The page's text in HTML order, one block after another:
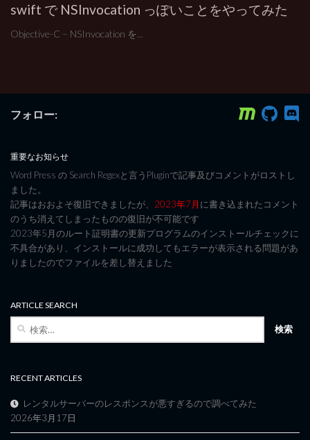
swift で NSInvocation っぽいことをやってみた
Objective-C – NSInvocation を...
フォロー:
重要なお知らせ
Word Press の Search Regexと言うPluginで記事及びコメントがロストし
ました。
記事はおおよそ復旧できましたが、 2023年7月に書き込まれたコメント
のうち消えてしまったものの復旧が不可能です
2023年5月のルート証明書の更新プログラムのインストールチェックに
不具合があり、インストールに成功してもエラーが表示される問題があ
りましたのでファイルを差し替えました
ARTICLE SEARCH
RECENT ARTICLES
レンタルサーバーのレスポンスが悪すぎるので調べてみた
2026年3月17日